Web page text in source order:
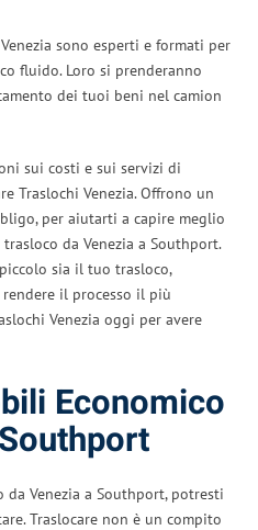
sono esperti e formati per
fluido. Loro si prenderanno
dei tuoi beni nel camion
sui costi e sui servizi di
Traslochi Venezia. Offrono un
per aiutarti a capire meglio
da Venezia a Southport.
sia il tuo trasloco,
il processo il più
Venezia oggi per avere
Economico
Venezia a Southport, potresti
Traslocare non è un compito